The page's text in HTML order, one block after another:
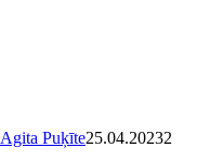
Agita Puķīte25.04.20232